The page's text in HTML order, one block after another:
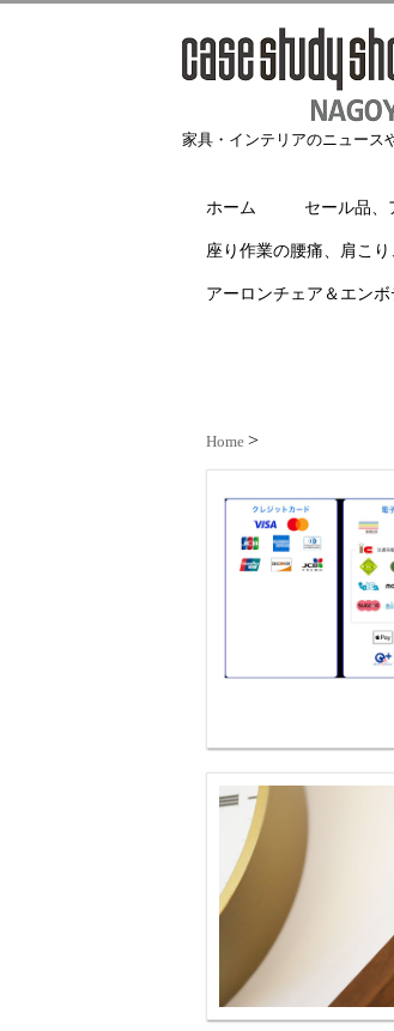
家具・インテリアのニュース
ホーム セール品、
座り作業の腰痛、肩こ
アーロンチェア＆エン
Home